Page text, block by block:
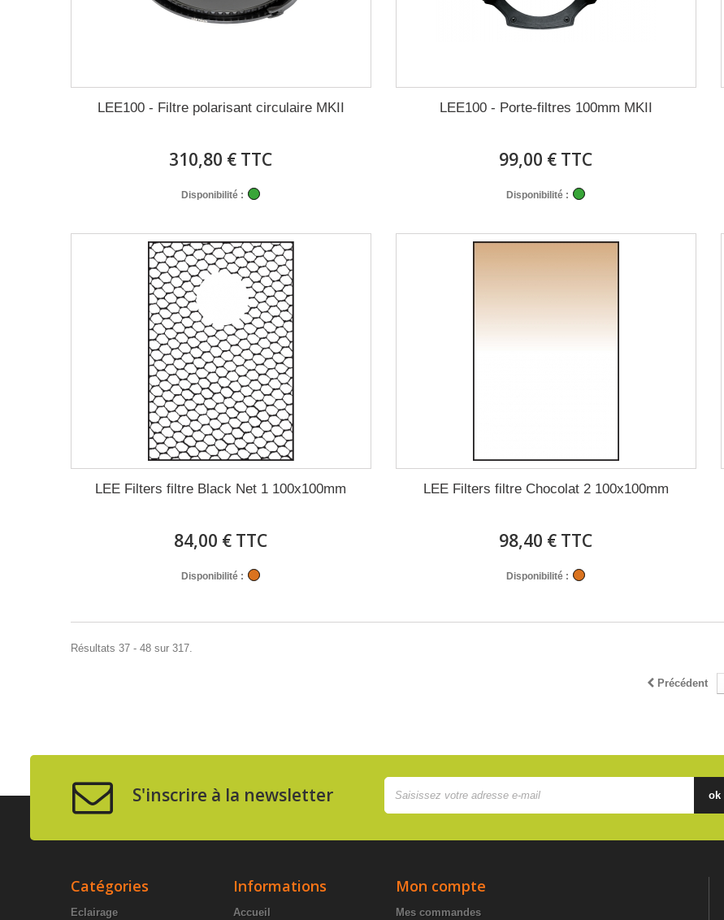
LEE100 - Filtre polarisant circulaire MKII
310,80 € TTC
Disponibilité :
LEE100 - Porte-filtres 100mm MKII
99,00 € TTC
Disponibilité :
LEE Filters filtre Black Net 1 100x100mm
84,00 € TTC
Disponibilité :
LEE Filters filtre Chocolat 2 100x100mm
98,40 € TTC
Disponibilité :
Précédent
Résultats 37 - 48 sur 317.
S'inscrire à la newsletter ok
Catégories
Eclairage
Informations
Accueil
Mon compte
Mes commandes